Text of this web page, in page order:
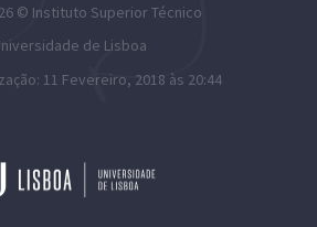
© Instituto Superior Técnico
de Lisboa
11 Fevereiro, 2018 às 20:44